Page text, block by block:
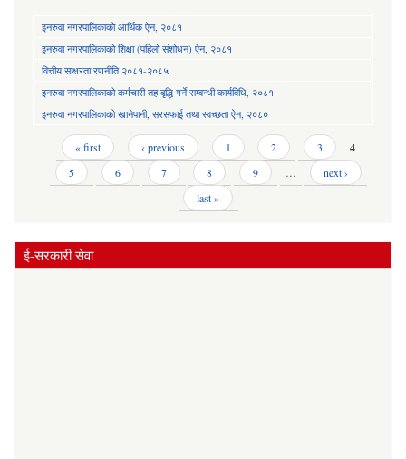
इनरुवा नगरपालिकाको आर्थिक ऐन, २०८१
इनरुवा नगरपालिकाको शिक्षा (पहिलो संशोधन) ऐन, २०८१
वित्तीय साक्षरता रणनीति २०८१-२०८५
इनरुवा नगरपालिकाको कर्मचारी तह बृद्धि गर्ने सम्वन्धी कार्यविधि, २०८१
इनरुवा नगरपालिकाको खानेपानी, सरसफाई तथा स्वच्छता ऐन, २०८०
Pages « first ‹ previous 1 2 3 4
5 6 7 8 9 …
next ›
last »
ई-सरकारी सेवा